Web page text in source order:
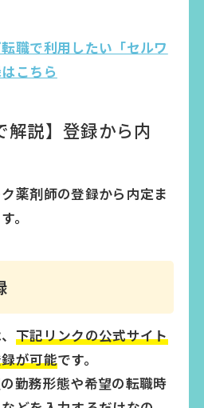
職で利用したい「セルワ
こちら
解説】登録から内
薬剤師の登録から内定ま
。
下記リンクの公式サイト
が可能です。
勤務形態や希望の転職時